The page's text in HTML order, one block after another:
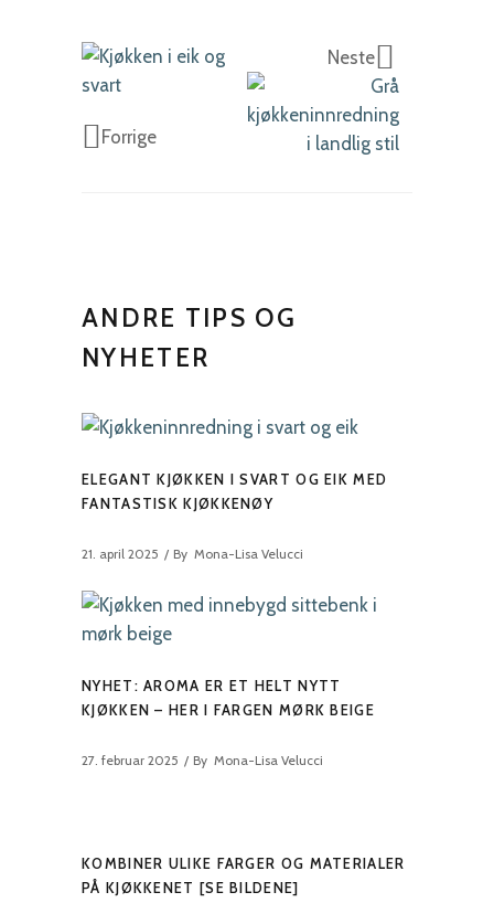
Forrige
Neste
ANDRE TIPS OG
NYHETER
ELEGANT KJØKKEN I SVART OG EIK MED
FANTASTISK KJØKKENØY
21. april 2025 By Mona-Lisa Velucci
NYHET: AROMA ER ET HELT NYTT
KJØKKEN – HER I FARGEN MØRK BEIGE
27. februar 2025 By Mona-Lisa Velucci
KOMBINER ULIKE FARGER OG MATERIALER
PÅ KJØKKENET [SE BILDENE]